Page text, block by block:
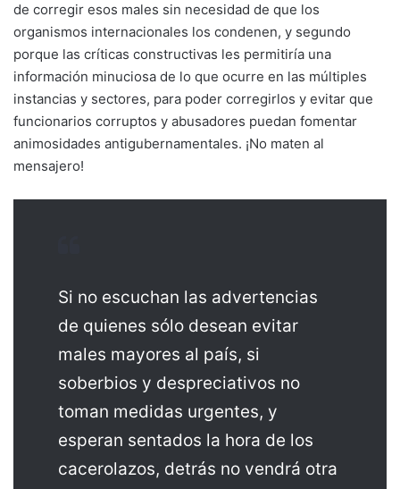
de corregir esos males sin necesidad de que los
organismos internacionales los condenen, y segundo
porque las críticas constructivas les permitiría una
información minuciosa de lo que ocurre en las múltiples
instancias y sectores, para poder corregirlos y evitar que
funcionarios corruptos y abusadores puedan fomentar
animosidades antigubernamentales. ¡No maten al
mensajero!
Si no escuchan las advertencias
de quienes sólo desean evitar
males mayores al país, si
soberbios y despreciativos no
toman medidas urgentes, y
esperan sentados la hora de los
cacerolazos, detrás no vendrá otra